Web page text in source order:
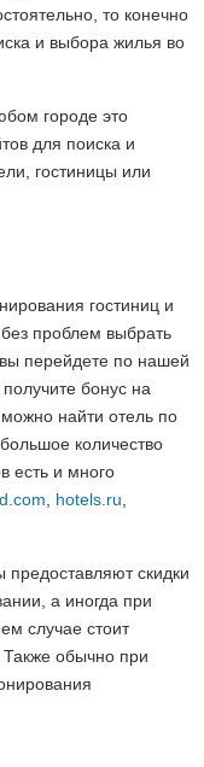
то конечно
и выбора жилья во
городе это
для поиска и
гостиницы или
гостиниц и
без проблем выбрать
перейдете по нашей
бонус на
найти отель по
количество
есть и много
hotels.ru
предоставляют скидки
а иногда при
случае стоит
Также обычно при